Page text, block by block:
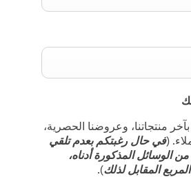
منتجاتنا، وعروضنا الحصرية،
(في حال رغبتكم بعدم تلقي
الوسائل المذكورة أدناه،
المقابل لذلك).